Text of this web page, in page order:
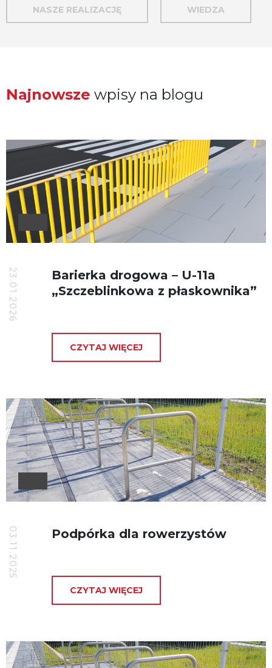
NASZE REALIZACJĘ WIEDZA
Najnowsze wpisy na blogu
23.01.2026
Barierka drogowa – U-11a
„Szczeblinkowa z płaskownika”
CZYTAJ WIĘCEJ
03.11.2025 Podpórka dla rowerzystów
CZYTAJ WIĘCEJ